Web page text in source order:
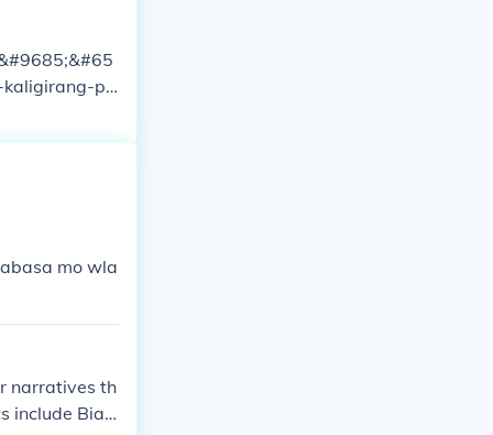
kaligirang-pa
mo wla
narratives th
include Biag